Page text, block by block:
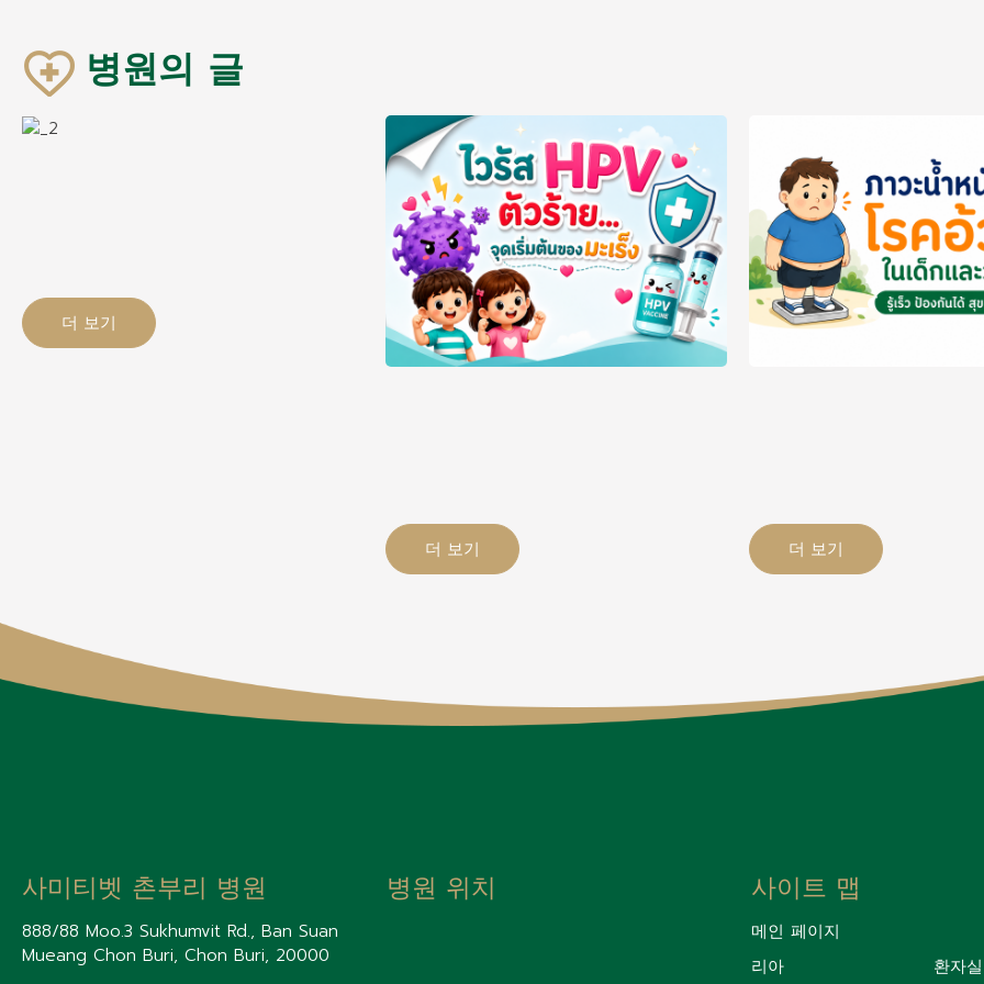
병원의 글
더 보기
더 보기 더 보기
사미티벳 촌부리 병원
888/88 Moo.3 Sukhumvit Rd., Ban Suan
Mueang Chon Buri, Chon Buri, 20000
병원 위치 사이트 맵
메인 페이지
리아
환자실